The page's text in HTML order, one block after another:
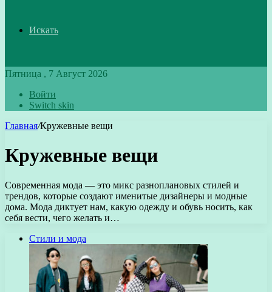
Искать
Пятница , 7 Август 2026
Войти
Switch skin
Главная/Кружевные вещи
Кружевные вещи
Современная мода — это микс разноплановых стилей и
трендов, которые создают именитые дизайнеры и модные
дома. Мода диктует нам, какую одежду и обувь носить, как
себя вести, чего желать и…
Стили и мода